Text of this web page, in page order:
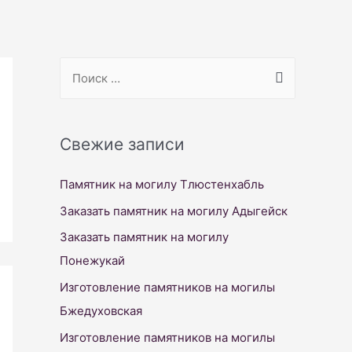
r
h
f
o
r
:
Свежие записи
Памятник на могилу Тлюстенхабль
Заказать памятник на могилу Адыгейск
Заказать памятник на могилу
Понежукай
Изготовление памятников на могилы
Бжедуховская
Изготовление памятников на могилы